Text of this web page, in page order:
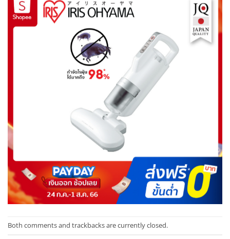
Both comments and trackbacks are currently closed.